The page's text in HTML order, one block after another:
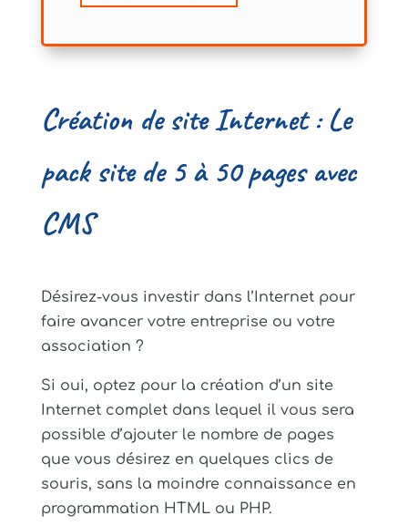
Création de site Internet : Le
pack site de 5 à 50 pages avec
CMS
Désirez-vous investir dans l’Internet pour
faire avancer votre entreprise ou votre
association ?
Si oui, optez pour la création d’un site
Internet complet dans lequel il vous sera
possible d’ajouter le nombre de pages
que vous désirez en quelques clics de
souris, sans la moindre connaissance en
programmation HTML ou PHP.